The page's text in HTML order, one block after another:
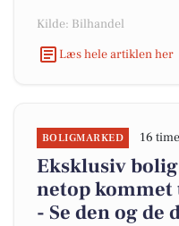
Kilde: Bilhandel
Læs hele artiklen her
BOLIGMARKED 16
Eksklusiv
netop kommet
- Se den og de